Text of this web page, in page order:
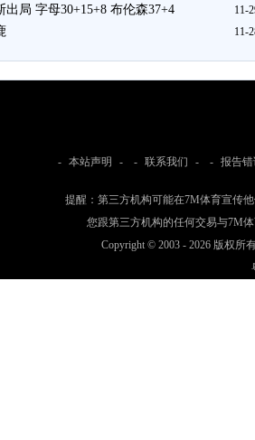
出局 字母30+15+8 布伦森37+4 11-
11-
- 本站声明 - - 联系我们 - - 报告
提醒：第三方机构可能在7M体育宣传
您跟第三方机构的任何交易与7M
Copyright © 2003 - 2026 版权所